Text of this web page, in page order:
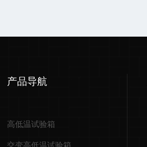
产品导航
高低温试验箱
交变高低温试验箱